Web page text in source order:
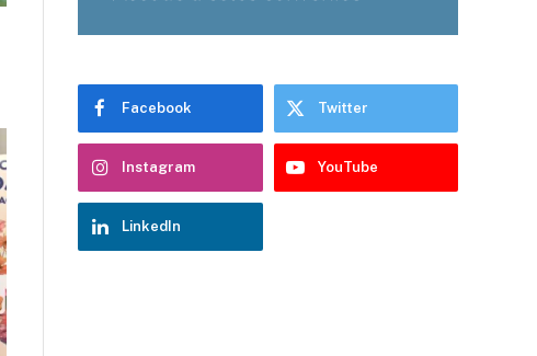
Facebook Twitter
Instagram YouTube
LinkedIn